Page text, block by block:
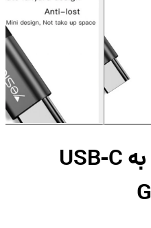
مبدل microUSB به USB-C